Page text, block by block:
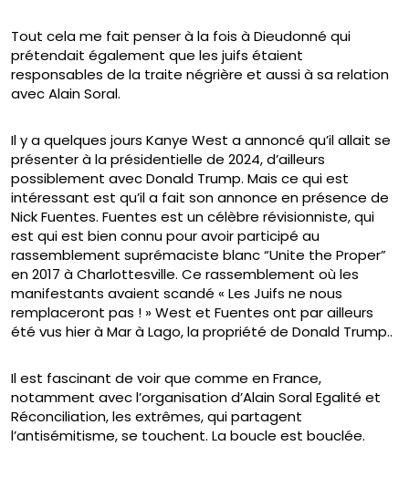
Tout cela me fait penser à la fois à Dieudonné qui
prétendait également que les juifs étaient
responsables de la traite négrière et aussi à sa relation
avec Alain Soral.
Il y a quelques jours Kanye West a annoncé qu’il allait se
présenter à la présidentielle de 2024, d’ailleurs
possiblement avec Donald Trump. Mais ce qui est
intéressant est qu’il a fait son annonce en présence de
Nick Fuentes. Fuentes est un célèbre révisionniste, qui
est qui est bien connu pour avoir participé au
rassemblement suprémaciste blanc “Unite the Proper”
en 2017 à Charlottesville. Ce rassemblement où les
manifestants avaient scandé « Les Juifs ne nous
remplaceront pas ! » West et Fuentes ont par ailleurs
été vus hier à Mar à Lago, la propriété de Donald Trump..
Il est fascinant de voir que comme en France,
notamment avec l’organisation d’Alain Soral Egalité et
Réconciliation, les extrêmes, qui partagent
l’antisémitisme, se touchent. La boucle est bouclée.